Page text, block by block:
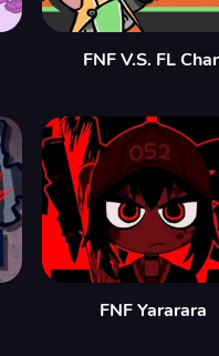
FNF V.S. FL
FNF Yararara